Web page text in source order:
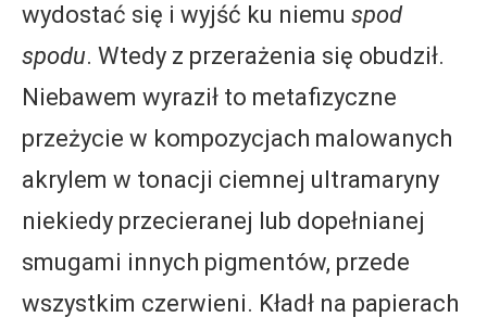
wydostać się i wyjść ku niemu spod
spodu. Wtedy z przerażenia się obudził.
Niebawem wyraził to metafizyczne
przeżycie w kompozycjach malowanych
akrylem w tonacji ciemnej ultramaryny
niekiedy przecieranej lub dopełnianej
smugami innych pigmentów, przede
wszystkim czerwieni. Kładł na papierach